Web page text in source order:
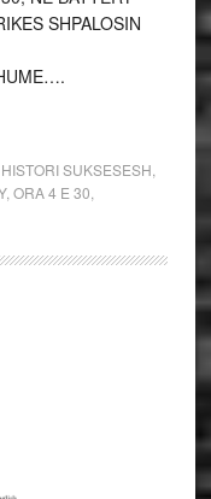
SHPALOSIN
HISTORI SUKSESESH
, ORA 4 E 30